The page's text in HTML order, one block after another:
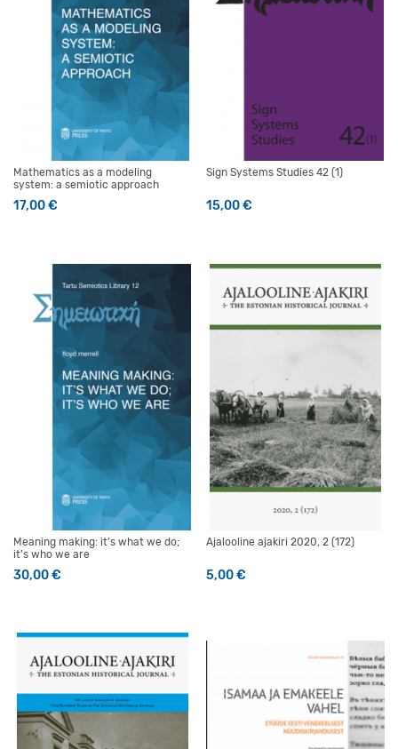
Mathematics as a modeling
system: a semiotic approach
17,00€
Sign Systems Studies 42 (1)
15,00€
Meaning making: it’s what we do;
it’s who we are
30,00€
Ajalooline ajakiri 2020, 2 (172)
5,00€